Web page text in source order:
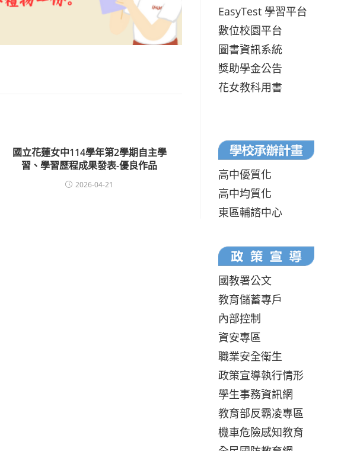
國立花蓮女中114學年第2學期自主學
習、學習歷程成果發表-優良作品
2026-04-21
EasyTest 學習平台
數位校園平台
圖書資訊系統
獎助學金公告
花女教科用書
高中優質化
高中均質化
東區輔諮中心
國教署公文
教育儲蓄專戶
內部控制
資安專區
職業安全衛生
政策宣導執行情形
學生事務資訊網
教育部反霸凌專區
機車危險感知教育